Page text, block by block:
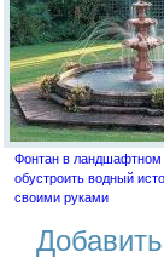
Фонтан в ландшафтном
обустроить водный
своими руками